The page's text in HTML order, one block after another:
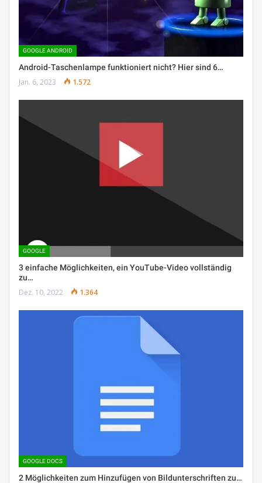
GOOGLE ANDROID
Android-Taschenlampe funktioniert nicht? Hier sind 6…
Jan. 6, 2023 1.572
GOOGLE
3 einfache Möglichkeiten, ein YouTube-Video vollständig
zu…
Dez. 10, 2022 1.364
GOOGLE DOCS
2 Möglichkeiten zum Hinzufügen von Bildunterschriften zu…